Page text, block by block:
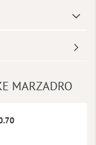
MARZADRO